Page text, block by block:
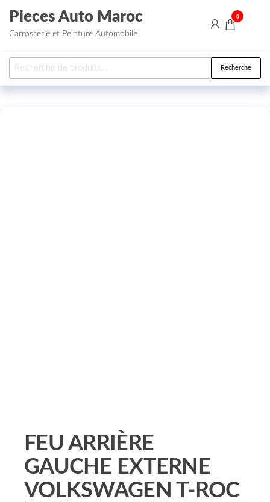
Aller au contenu
Pieces Auto Maroc
Carrosserie et Peinture Automobile
0
Recherche pour : Recherche
FEU ARRIÈRE
GAUCHE EXTERNE
VOLKSWAGEN T-ROC